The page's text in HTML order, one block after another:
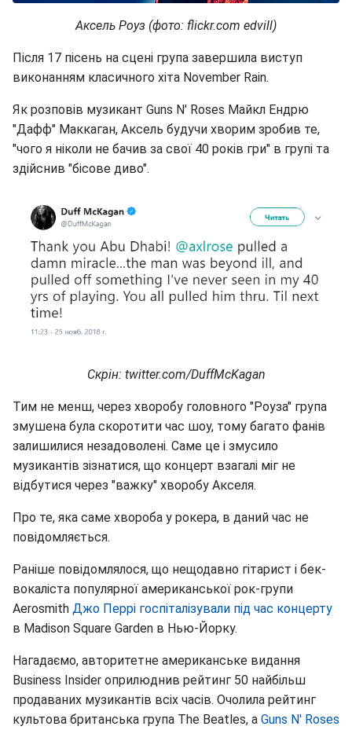
Аксель Роуз (фото: flickr.com edvill)
Після 17 пісень на сцені група завершила виступ
виконанням класичного хіта November Rain.
Як розповів музикант Guns N' Roses Майкл Ендрю
"Дафф" Маккаган, Аксель будучи хворим зробив те,
"чого я ніколи не бачив за свої 40 років гри" в групі та
здійснив "бісове диво".
Скрін: twitter.com/DuffMcKagan
Тим не менш, через хворобу головного "Роуза" група
змушена була скоротити час шоу, тому багато фанів
залишилися незадоволені. Саме це і змусило
музикантів зізнатися, що концерт взагалі міг не
відбутися через "важку" хворобу Акселя.
Про те, яка саме хвороба у рокера, в даний час не
повідомляється.
Раніше повідомлялося, що нещодавно гітарист і бек-
вокаліста популярної американської рок-групи
Aerosmith Джо Перрі госпіталізували під час концерту
в Madison Square Garden в Нью-Йорку.
Нагадаємо, авторитетне американське видання
Business Insider оприлюднив рейтинг 50 найбільш
продаваних музикантів всіх часів. Очолила рейтинг
культова британська група The Beatles, а Guns N' Roses